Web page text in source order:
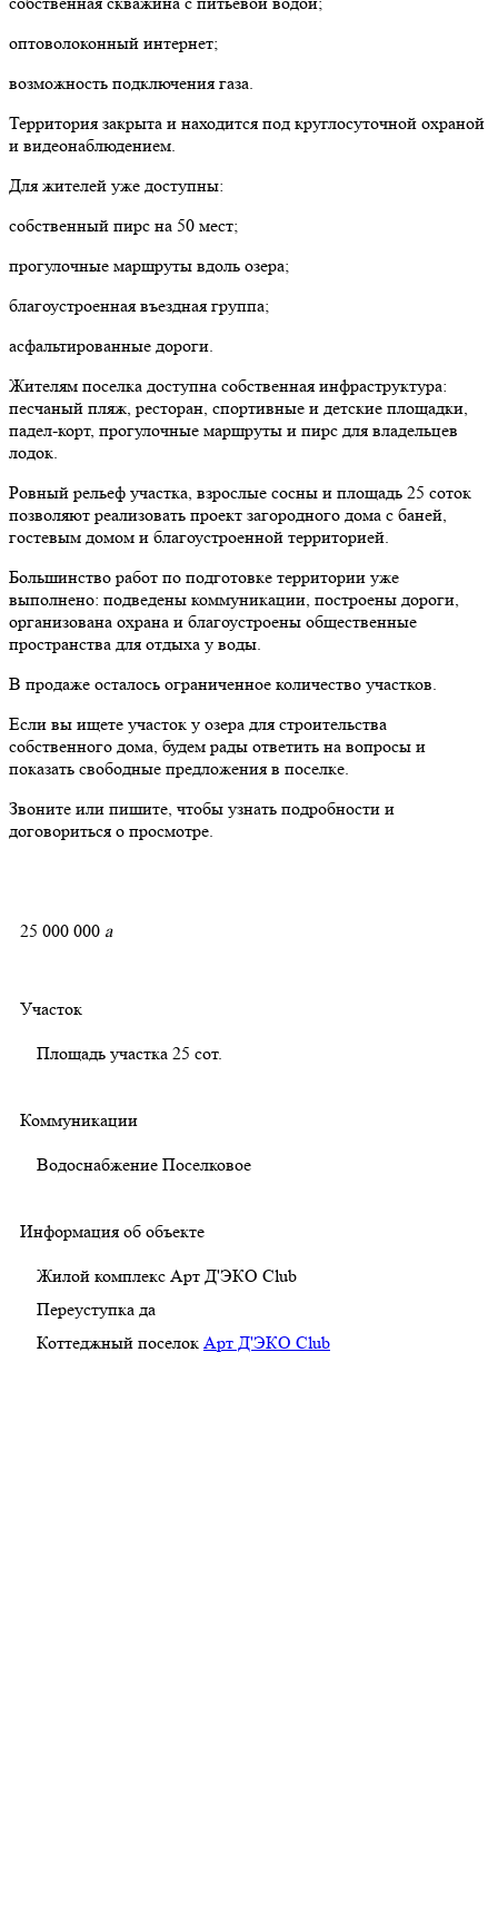
оптоволоконный интернет;
возможность подключения газа.
Территория закрыта и находится под круглосуточной охраной
и видеонаблюдением.
Для жителей уже доступны:
собственный пирс на 50 мест;
прогулочные маршруты вдоль озера;
благоустроенная въездная группа;
асфальтированные дороги.
Жителям поселка доступна собственная инфраструктура:
песчаный пляж, ресторан, спортивные и детские площадки,
падел-корт, прогулочные маршруты и пирс для владельцев
лодок.
Ровный рельеф участка, взрослые сосны и площадь 25 соток
позволяют реализовать проект загородного дома с баней,
гостевым домом и благоустроенной территорией.
Большинство работ по подготовке территории уже
выполнено: подведены коммуникации, построены дороги,
организована охрана и благоустроены общественные
пространства для отдыха у воды.
В продаже осталось ограниченное количество участков.
Если вы ищете участок у озера для строительства
собственного дома, будем рады ответить на вопросы и
показать свободные предложения в поселке.
Звоните или пишите, чтобы узнать подробности и
договориться о просмотре.
25 000 000 a
Участок
Площадь участка 25 сот.
Коммуникации
Водоснабжение Поселковое
Информация об объекте
Жилой комплекс Арт Д'ЭКО Club
Переуступка да
Коттеджный поселок Арт Д'ЭКО Club